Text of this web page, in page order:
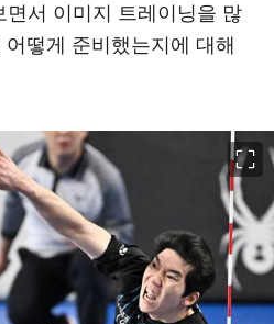
서 이미지 트레이닝을 많
떻게 준비했는지에 대해